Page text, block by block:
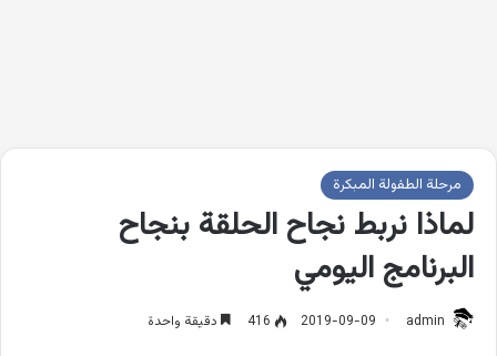
مرحلة الطفولة المبكرة
لماذا نربط نجاح الحلقة بنجاح
البرنامج اليومي
admin
2019-09-09
416 دقيقة واحدة